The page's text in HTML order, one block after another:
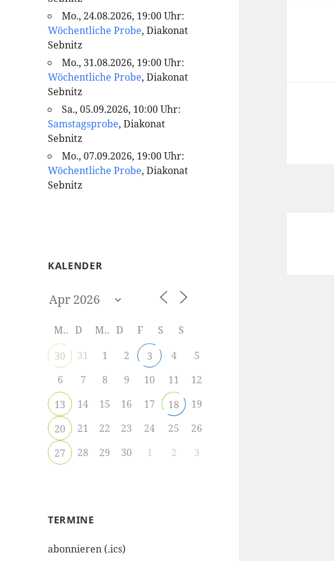
Mo., 24.08.2026, 19:00 Uhr:
Wöchentliche Probe, Diakonat
Sebnitz
Mo., 31.08.2026, 19:00 Uhr:
Wöchentliche Probe, Diakonat
Sebnitz
Sa., 05.09.2026, 10:00 Uhr:
Samstagsprobe, Diakonat
Sebnitz
Mo., 07.09.2026, 19:00 Uhr:
Wöchentliche Probe, Diakonat
Sebnitz
KALENDER
M D M D F S
S
30
31 1 2 3 4
5
6
7 8 9 10 11
12
13
14 15 16 17 18
19
20
21 22 23 24 25
26
27
28 29 30 1 2 3
TERMINE
abonnieren (.ics)